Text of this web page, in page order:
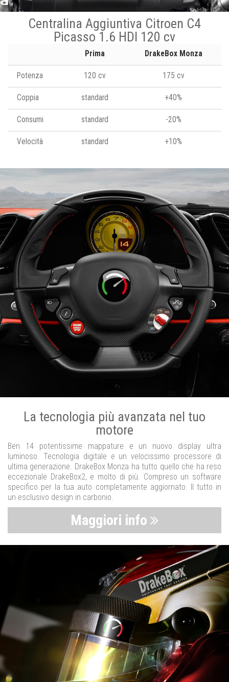
Centralina Aggiuntiva Citroen C4
Picasso 1.6 HDI 120 cv
Prima DrakeBox Monza
Potenza 120 cv 175 cv
Coppia standard +40%
Consumi standard -20%
Velocità standard +10%
La tecnologia più avanzata nel tuo
motore
Ben 14 potentissime mappature e un nuovo display ultra
luminoso. Tecnologia digitale e un velocissimo processore di
ultima generazione. DrakeBox Monza ha tutto quello che ha reso
eccezionale DrakeBox2, e molto di più. Compreso un software
specifico per la tua auto completamente aggiornato. Il tutto in
un esclusivo design in carbonio.
Maggiori info